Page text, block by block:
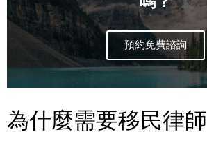
預約免費諮詢
為什麼需要移民律師